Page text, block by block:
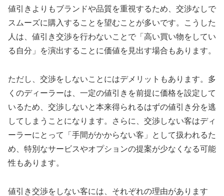
値引きよりもブランドや品質を重視するため、交渉なしで
スムーズに購入することを望むことが多いです。こうした
人は、値引き交渉を行わないことで「高い買い物をしてい
る自分」を演出することに価値を見出す場合もあります。
ただし、交渉をしないことにはデメリットもあります。多
くのディーラーは、一定の値引きを前提に価格を設定して
いるため、交渉しないと本来得られるはずの値引き分を逃
してしまうことになります。さらに、交渉しない客はディ
ーラーにとって「手間がかからない客」として扱われるた
め、特別なサービスやオプションの提案が少なくなる可能
性もあります。
値引き交渉をしない客には、それぞれの理由があります